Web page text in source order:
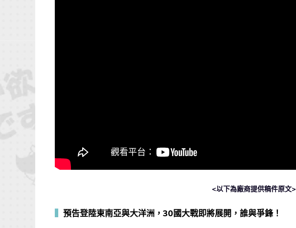
<以下為廠商提供稿件原文>
預告登陸東南亞與大洋洲，30國大戰即將展開，誰與爭鋒！